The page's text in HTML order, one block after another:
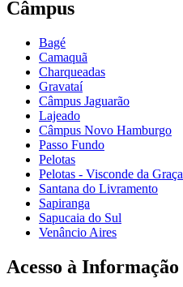
Câmpus
Bagé
Camaquã
Charqueadas
Gravataí
Câmpus Jaguarão
Lajeado
Câmpus Novo Hamburgo
Passo Fundo
Pelotas
Pelotas - Visconde da Graça
Santana do Livramento
Sapiranga
Sapucaia do Sul
Venâncio Aires
Acesso à Informação